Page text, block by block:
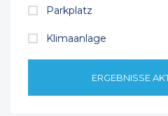
Parkplatz
Klimaanlage
ERGEBNISSE